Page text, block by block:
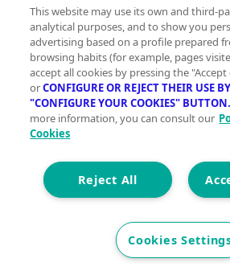
This website may use its own and third-
analytical purposes, and to show you
advertising based on a profile prepared
browsing habits (for example, pages
accept all cookies by pressing the
orCONFIGURE OR REJECT THEIR USE
"CONFIGURE YOUR COOKIES" BUTTON.
more information, you can consult our
Cookies
Reject All
Cookies